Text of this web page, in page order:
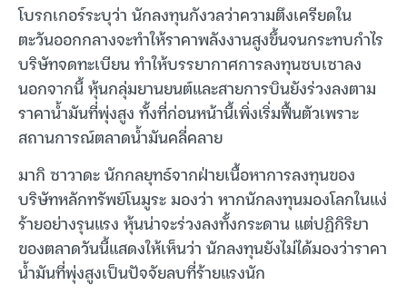
โบรกเกอร์ระบุว่า นักลงทุนกังวลว่าความตึงเครียดใน
ตะวันออกกลางจะทำให้ราคาพลังงานสูงขึ้นจนกระทบกำไร
บริษัทจดทะเบียน ทำให้บรรยากาศการลงทุนซบเซาลง
นอกจากนี้ หุ้นกลุ่มยานยนต์และสายการบินยังร่วงลงตาม
ราคาน้ำมันที่พุ่งสูง ทั้งที่ก่อนหน้านี้เพิ่งเริ่มฟื้นตัวเพราะ
สถานการณ์ตลาดน้ำมันคลี่คลาย
มากิ ซาวาดะ นักกลยุทธ์จากฝ่ายเนื้อหาการลงทุนของ
บริษัทหลักทรัพย์โนมูระ มองว่า หากนักลงทุนมองโลกในแง่
ร้ายอย่างรุนแรง หุ้นน่าจะร่วงลงทั้งกระดาน แต่ปฏิกิริยา
ของตลาดวันนี้แสดงให้เห็นว่า นักลงทุนยังไม่ได้มองว่าราคา
น้ำมันที่พุ่งสูงเป็นปัจจัยลบที่ร้ายแรงนัก